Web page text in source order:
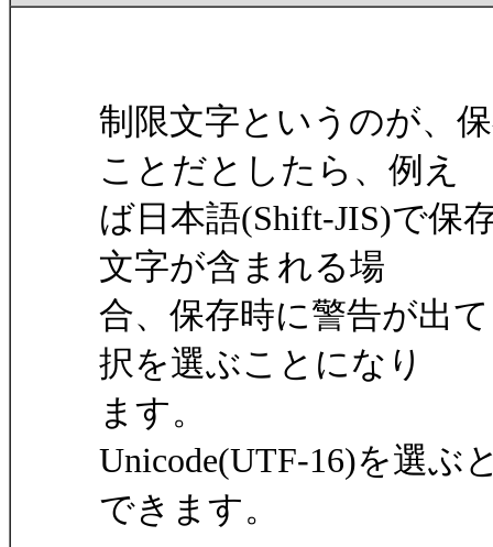
制限文字というのが、
ことだとしたら、例え
ば日本語(Shift-JIS)で保
文字が含まれる場
合、保存時に警告が出
択を選ぶことになり
ます。
Unicode(UTF-16)を選ぶ
できます。